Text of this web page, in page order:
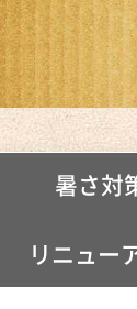
暑さ対
リニュー